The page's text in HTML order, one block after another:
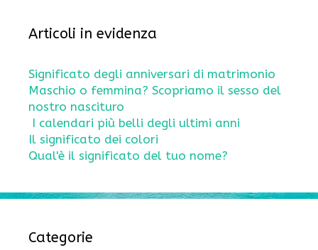
Articoli in evidenza
Significato degli anniversari di matrimonio
Maschio o femmina? Scopriamo il sesso del
nostro nascituro
I calendari più belli degli ultimi anni
Il significato dei colori
Qual'è il significato del tuo nome?
Categorie